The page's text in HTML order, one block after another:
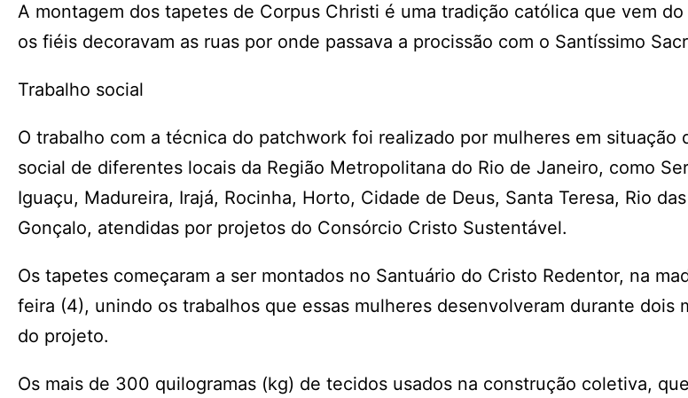
A montagem dos tapetes de Corpus Christi é uma tradição católica que vem
os fiéis decoravam as ruas por onde passava a procissão com o Santíssimo
Trabalho social
O trabalho com a técnica do patchwork foi realizado por mulheres em situação
social de diferentes locais da Região Metropolitana do Rio de Janeiro, como
Iguaçu, Madureira, Irajá, Rocinha, Horto, Cidade de Deus, Santa Teresa, Rio
Gonçalo, atendidas por projetos do Consórcio Cristo Sustentável.
Os tapetes começaram a ser montados no Santuário do Cristo Redentor, na
feira (4), unindo os trabalhos que essas mulheres desenvolveram durante dois
do projeto.
Os mais de 300 quilogramas (kg) de tecidos usados na construção coletiva,